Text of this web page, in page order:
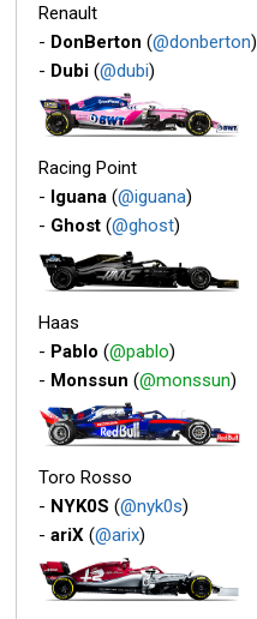
Renault
- DonBerton (@donberton)
- Dubi(@dubi)
Racing Point
- Iguana (@iguana)
- Ghost (@ghost)
Haas
- Pablo (@pablo)
- Monssun (@monssun)
Toro Rosso
- NYK0S (@nyk0s)
-ariX (@arix)